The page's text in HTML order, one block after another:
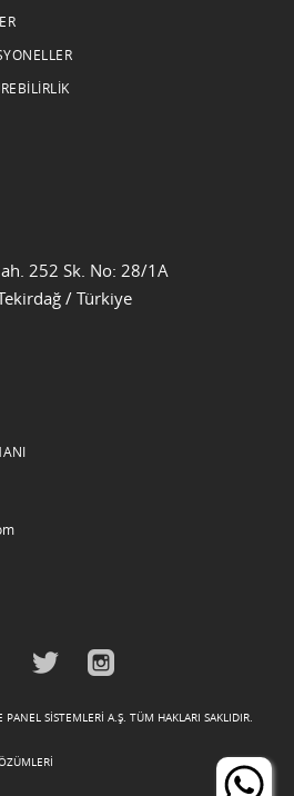
252 Sk. No: 28/1A
/ Türkiye
SİSTEMLERİ A.Ş. TÜM HAKLARI SAKLIDIR.